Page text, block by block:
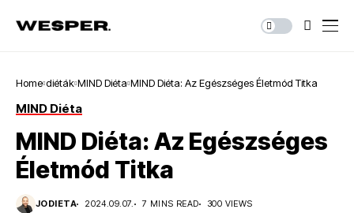
Home diéták MIND Diéta MIND Diéta: Az Egészséges Életmód Titka
MIND Diéta
MIND Diéta: Az Egészséges
Életmód Titka
JODIETA 2024.09.07. 7 MINS READ 300 VIEWS